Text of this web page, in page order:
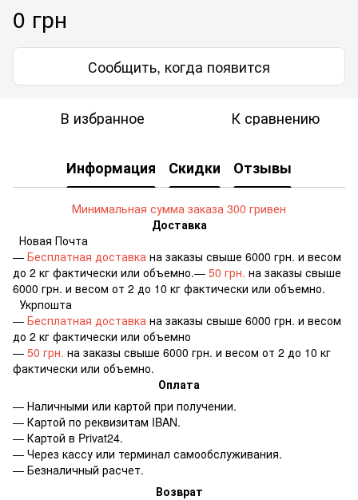
0 грн
Сообщить, когда появится
В избранное К сравнению
Информация Скидки Отзывы
Минимальная сумма заказа 300 гривен
Доставка
Новая Почта
— Бесплатная доставка на заказы свыше 6000 грн. и весом
до 2 кг фактически или объемно.— 50 грн. на заказы свыше
6000 грн. и весом от 2 до 10 кг фактически или объемно.
Укрпошта
— Бесплатная доставка на заказы свыше 6000 грн. и весом
до 2 кг фактически или объемно
— 50 грн. на заказы свыше 6000 грн. и весом от 2 до 10 кг
фактически или объемно.
Оплата
— Наличными или картой при получении.
— Картой по реквизитам IBAN.
— Картой в Privat24.
— Через кассу или терминал самообслуживания.
— Безналичный расчет.
Возврат